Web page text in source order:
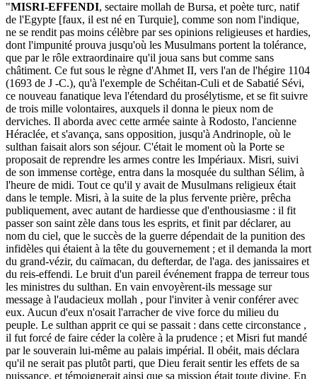
"MISRI-EFFENDI, sectaire mollah de Bursa, et poète turc, natif
de l'Egypte [faux, il est né en Turquie], comme son nom l'indique,
ne se rendit pas moins célèbre par ses opinions religieuses et hardies,
dont l'impunité prouva jusqu'où les Musulmans portent la tolérance,
que par le rôle extraordinaire qu'il joua sans but comme sans
châtiment. Ce fut sous le règne d'Ahmet II, vers l'an de l'hégire 1104
(1693 de J -C.), qu'à l'exemple de Schéitan-Culi et de Sabatié Sévi,
ce nouveau fanatique leva l'étendard du prosélytisme, et se fit suivre
de trois mille volontaires, auxquels il donna le pieux nom de
derviches. Il aborda avec cette armée sainte à Rodosto, l'ancienne
Héraclée, et s'avança, sans opposition, jusqu'à Andrinople, où le
sulthan faisait alors son séjour. C'était le moment où la Porte se
proposait de reprendre les armes contre les Impériaux. Misri, suivi
de son immense cortège, entra dans la mosquée du sulthan Sélim, à
l'heure de midi. Tout ce qu'il y avait de Musulmans religieux était
dans le temple. Misri, à la suite de la plus fervente prière, prêcha
publiquement, avec autant de hardiesse que d'enthousiasme : il fit
passer son saint zèle dans tous les esprits, et finit par déclarer, au
nom du ciel, que le succès de la guerre dépendait de la punition des
infidèles qui étaient à la tête du gouvernement ; et il demanda la mort
du grand-vézir, du caïmacan, du defterdar, de l'aga. des janissaires et
du reis-effendi. Le bruit d'un pareil événement frappa de terreur tous
les ministres du sulthan. En vain envoyèrent-ils message sur
message à l'audacieux mollah , pour l'inviter à venir conférer avec
eux. Aucun d'eux n'osait l'arracher de vive force du milieu du
peuple. Le sulthan apprit ce qui se passait : dans cette circonstance ,
il fut forcé de faire céder la colère à la prudence ; et Misri fut mandé
par le souverain lui-même au palais impérial. Il obéit, mais déclara
qu'il ne serait pas plutôt parti, que Dieu ferait sentir les effets de sa
puissance, et témoignerait ainsi que sa mission était toute divine. En